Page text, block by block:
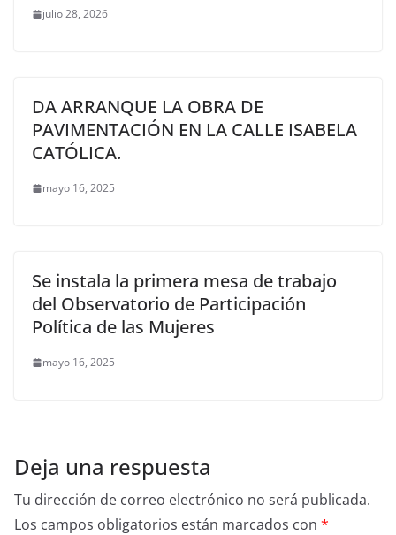
julio 28, 2026
DA ARRANQUE LA OBRA DE
PAVIMENTACIÓN EN LA CALLE ISABELA
CATÓLICA.
mayo 16, 2025
Se instala la primera mesa de trabajo
del Observatorio de Participación
Política de las Mujeres
mayo 16, 2025
Deja una respuesta
Tu dirección de correo electrónico no será publicada.
Los campos obligatorios están marcados con *